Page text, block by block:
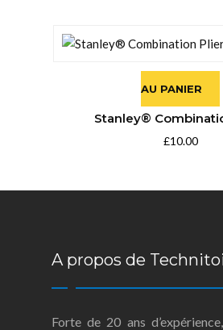
AU PANIER
Stanley®
£10.00
A propos de
Forte de 20 ans